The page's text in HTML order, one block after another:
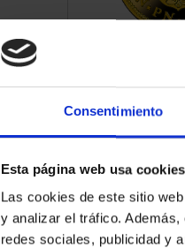
Consentimiento
Esta página web usa cookies
Las cookies de este sitio
y analizar el tráfico.
redes sociales, publicidad y